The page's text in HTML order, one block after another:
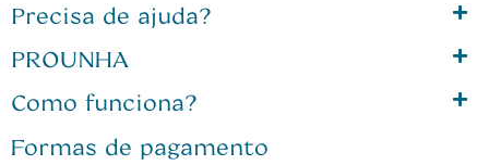
Precisa de ajuda?
PROUNHA
Como funciona?
Formas de pagamento